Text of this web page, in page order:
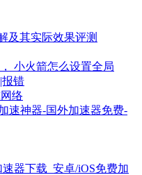
及其实际效果评测
小火箭怎么设置全局
报错
络
速神器-国外加速器免费-
器下载_安卓/iOS免费加